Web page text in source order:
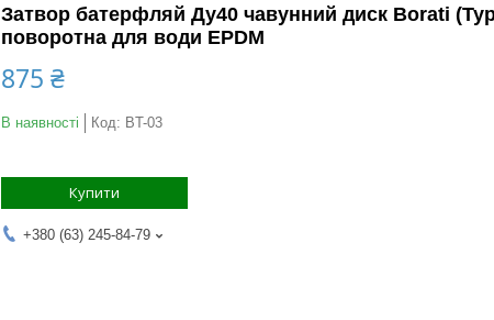
Затвор батерфляй Ду40 чавунний диск Borati
поворотна для води EPDM
875 ₴
В наявності Код: BT-03
Купити
+380 (63) 245-84-79